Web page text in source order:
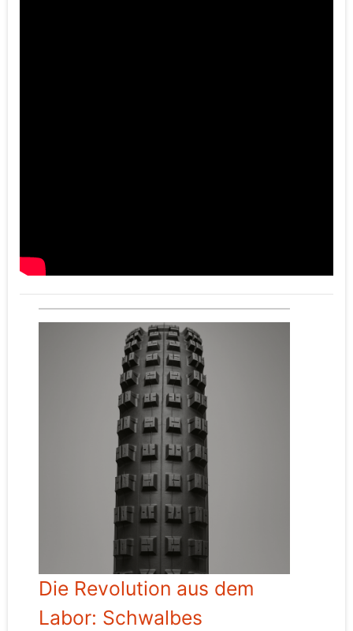
Die Revolution aus dem
Labor: Schwalbes